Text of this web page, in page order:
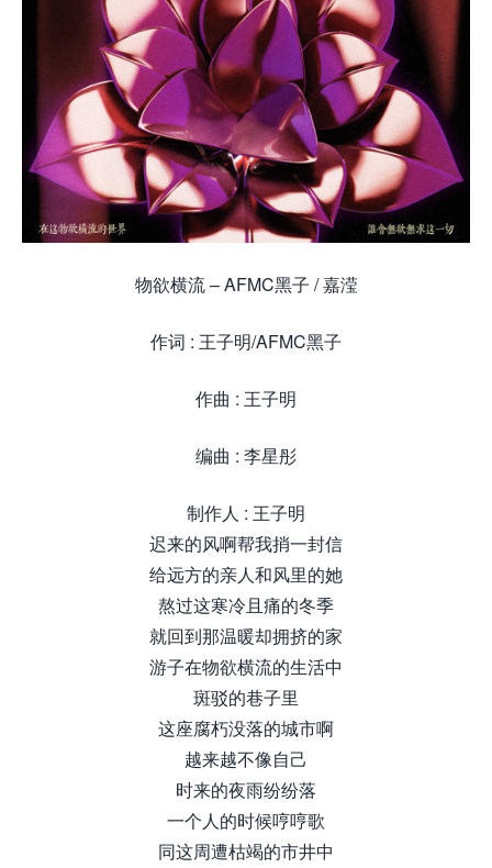
物欲横流 – AFMC黑子 / 嘉滢
作词 : 王子明/AFMC黑子
作曲 : 王子明
编曲 : 李星彤
制作人 : 王子明
迟来的风啊帮我捎一封信
给远方的亲人和风里的她
熬过这寒冷且痛的冬季
就回到那温暖却拥挤的家
游子在物欲横流的生活中
斑驳的巷子里
这座腐朽没落的城市啊
越来越不像自己
时来的夜雨纷纷落
一个人的时候哼哼歌
同这周遭枯竭的市井中